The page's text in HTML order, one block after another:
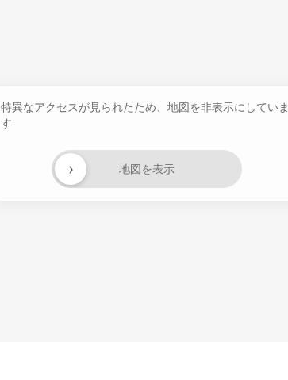
特異なアクセスが見られたため、地図を非表示にしていま
す
地図を表示
›